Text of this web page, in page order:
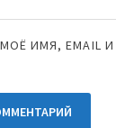
ИМЯ, EMAIL